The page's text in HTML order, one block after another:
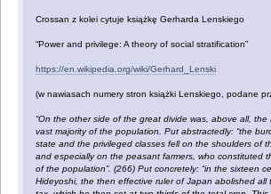
Crossan z kolei cytuje książkę Gerharda Lenskiego
“Power and privilege: A theory of social stratification”
https://en.wikipedia.org/wiki/Gerhard_Lenski
(w nawiasach numery stron książki Lenskiego, podane
“On the other side of the great divide was, above all, the
vast majority of the population. Put abstractedly: “the
state and the privileged classes fell on the shoulders of
and especially on the peasant farmers, who constituted
of the population”. (266) Put concretely: “in the sixteen
Hideyoshi, the then effective ruler of Japan abolished all